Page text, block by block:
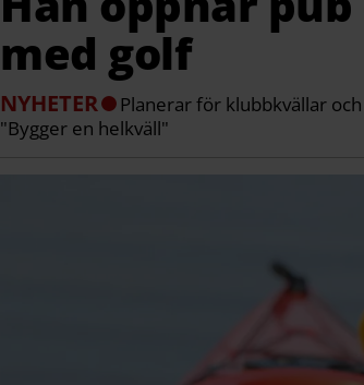
med golf
NYHETER
Planerar för klubbkvällar
"Bygger en helkväll"